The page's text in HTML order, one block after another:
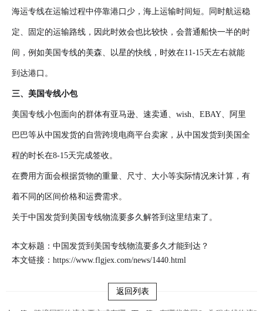
海运专线在运输过程中停靠港口少，海上运输时间短。同时航运稳
定、固定的运输路线，因此时效会也比较快，会普通船快一半的时
间，例如美国专线的美森、以星的快线，时效在11-15天左右就能
到达港口。
三、美国专线小包
美国专线小包面向的群体有亚马逊、速卖通、wish、EBAY、阿里
巴巴等从中国发货的自营跨境电商平台卖家，从中国发货到美国全
程的时长在8-15天完成签收。
在费用方面会根据货物的重量、尺寸、大小等实际情况来计算，有
着不同的区间价格和运费需求。
关于中国发货到美国专线物流要多久解答到这里结束了。
本文标题：中国发货到美国专线物流要多久才能到达？
本文链接： https://www.flgjex.com/news/1440.html
返回列表